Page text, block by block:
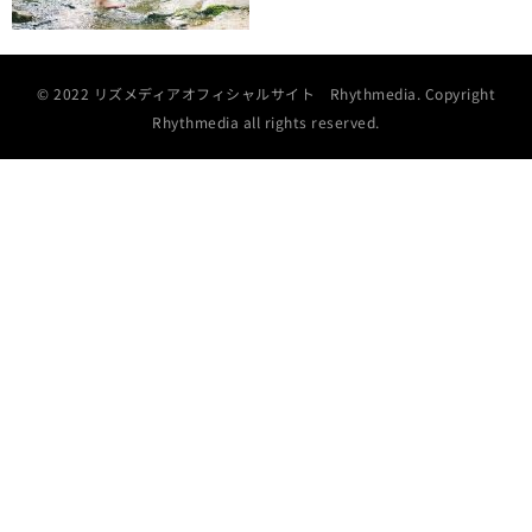
© 2022 リズメディアオフィシャルサイト Rhythmedia. Copyright
Rhythmedia all rights reserved.